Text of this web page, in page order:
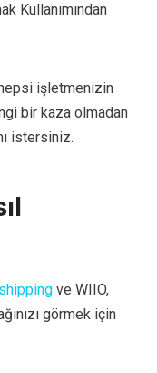
Kullanımından
işletmenizin
bir kaza olmadan
istersiniz.
ping ve WIIO,
görmek için